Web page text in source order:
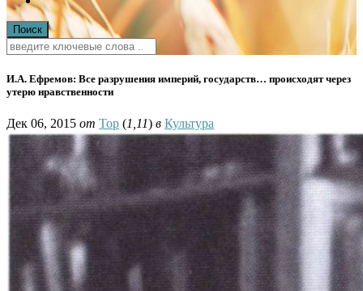
И.А. Ефремов: Все разрушения империй, государств… происходят через
утерю нравственности
Дек 06, 2015 от Тор (1,11) в Культура